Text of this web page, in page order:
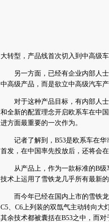
大转型，产品线首次切入到中高级车
另一方面，已经有企业内部人士
中高级产品，而是欲立中高级汽车
对于这种产品目标，有内部人士
和全新的配置理念开启欧系车在中
进方面最重要的一次作为。
记者了解到，B53是欧系车在华
首发，在中国率先投放后，还将会
从产品上，作为一款标准的B级车
技术上运用了雪铁龙几乎所有最新
而今年已经在国内上市的雪铁龙
C5、C6上列装的双氙气主动转向大
其余技术都被囊括在B53之中，而